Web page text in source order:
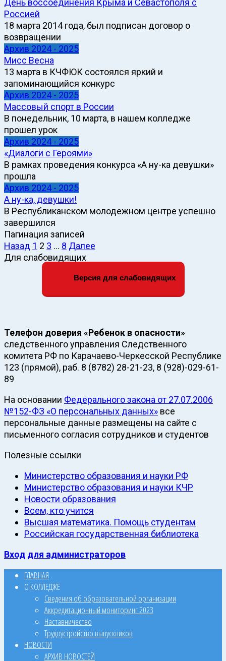
День воссоединения Крыма и Севастополя с
Россией
18 марта 2014 года, был подписан договор о
возвращении
Архив 2024 - 2025
Мисс Весна
13 марта в КЧФЮК состоялся яркий и
запоминающийся конкурс
Архив 2024 - 2025
Массовый спорт в России
В понедельник, 10 марта, в нашем колледже
прошел урок
Архив 2024 - 2025
«Диалоги с Героями»
В рамках проведения конкурса «А ну-ка девушки»
прошла
Архив 2024 - 2025
А ну-ка, девушки!
В Республиканском молодежном центре успешно
завершился
Пагинация записей
Назад 1 2 3 … 8 Далее
Для слабовидящих
Версия для слабовидящих
Телефон доверия «Ребенок в опасности»
следственного управления Следственного
комитета РФ по Карачаево-Черкесской Республике
123 (прямой), раб. 8 (8782) 28-21-23, 8 (928)-029-61-
89
На основании Федерального закона от 27.07.2006
№152-ФЗ «О персональных данных» все
персональные данные размещены на сайте с
письменного согласия сотрудников и студентов
Полезные ссылки
Министерство образования и науки РФ
Министерство образования и науки КЧР
Новости образования
Всем, кто учится
Высшая математика. Помощь студентам
Российская государственная библиотека
Вход для администраторов
ГЛАВНАЯ
О КОЛЛЕДЖЕ
Сведения об образовательной организации
Аккредитационный мониторинг 2023
Наставничество
Трудоустройство выпускников
НОВОСТИ
АРХИВ НОВОСТЕЙ